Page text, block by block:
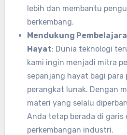
lebih dan membantu
berkembang.
Mendukung
Hayat: Dunia teknologi
kami ingin menjadi mitra
sepanjang hayat bagi para
perangkat lunak. Dengan
materi yang selalu
Anda tetap berada di garis
perkembangan industri.